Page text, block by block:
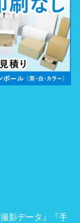
影データ』『手